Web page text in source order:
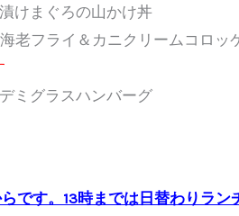
けまぐろの山かけ丼
老フライ＆カニクリームコロッ
ミグラスハンバーグ
です。13時までは日替わりラン